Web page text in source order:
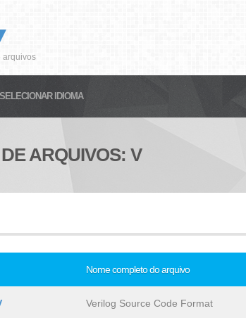
arquivos
SELECIONAR IDIOMA
ARQUIVOS: V
Nome completo do arquivo
Verilog Source Code Format